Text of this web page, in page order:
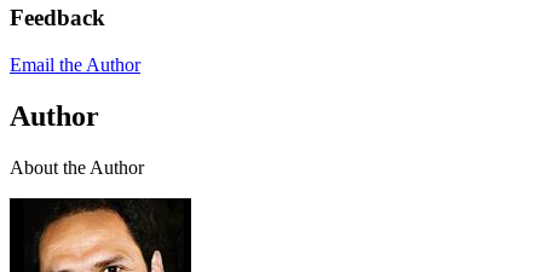
Feedback
Email the Author
Author
About the Author